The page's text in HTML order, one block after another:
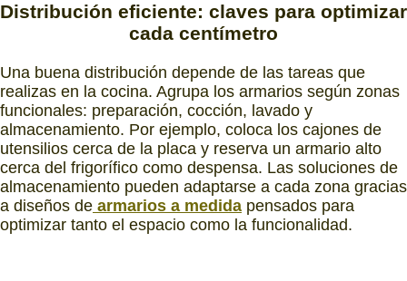
Distribución eficiente: claves para optimizar
cada centímetro
Una buena distribución depende de las tareas que
realizas en la cocina. Agrupa los armarios según zonas
funcionales: preparación, cocción, lavado y
almacenamiento. Por ejemplo, coloca los cajones de
utensilios cerca de la placa y reserva un armario alto
cerca del frigorífico como despensa. Las soluciones de
almacenamiento pueden adaptarse a cada zona gracias
a diseños de armarios a medida pensados para
optimizar tanto el espacio como la funcionalidad.